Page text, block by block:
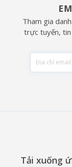
Tham gia
trực tuyến, tin
Tải xuống